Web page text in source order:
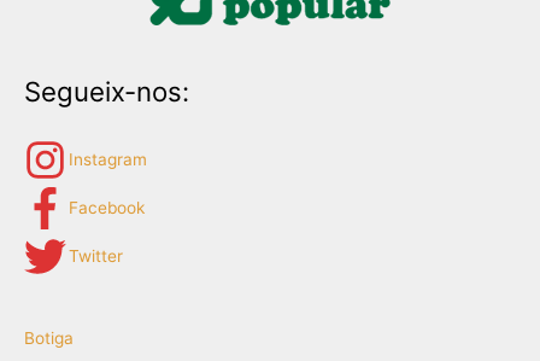
Segueix-nos:
Instagram
Facebook
Twitter
Botiga